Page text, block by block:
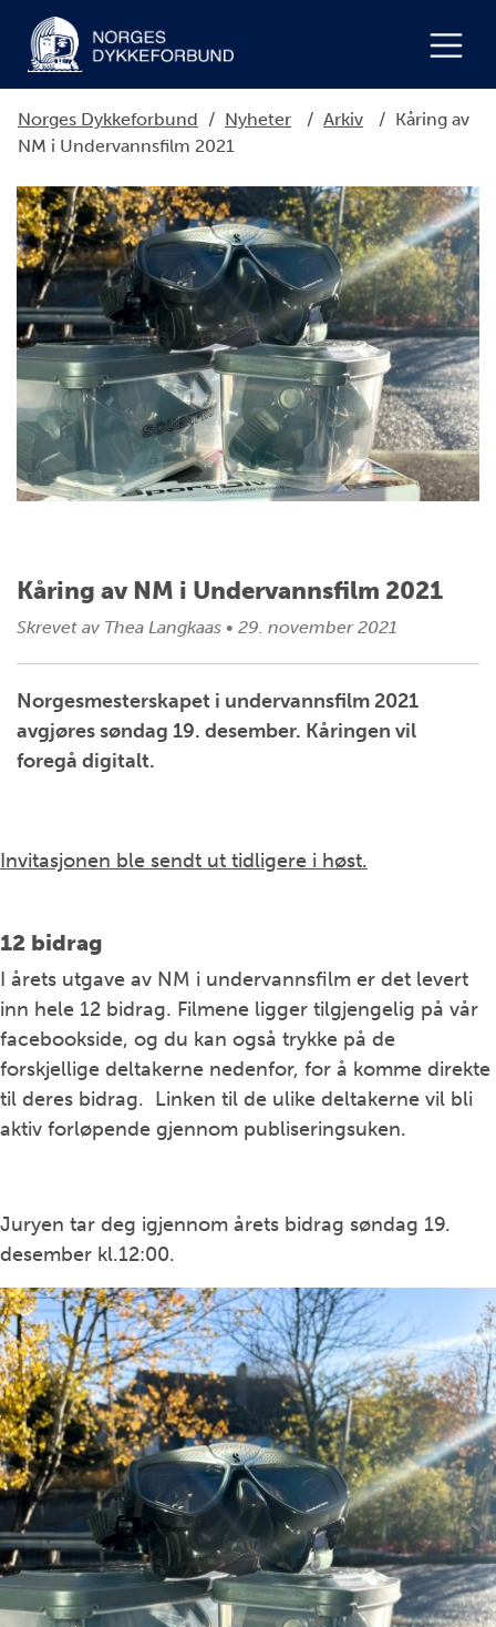
Norges Dykkeforbund / Nyheter / Arkiv / Kåring av
NM i Undervannsfilm 2021
Kåring av NM i Undervannsfilm 2021
Skrevet av Thea Langkaas • 29. november 2021
Norgesmesterskapet i undervannsfilm 2021
avgjøres søndag 19. desember. Kåringen vil
foregå digitalt.
Invitasjonen ble sendt ut tidligere i høst.
12 bidrag
I årets utgave av NM i undervannsfilm er det levert
inn hele 12 bidrag. Filmene ligger tilgjengelig på vår
facebookside, og du kan også trykke på de
forskjellige deltakerne nedenfor, for å komme direkte
til deres bidrag. Linken til de ulike deltakerne vil bli
aktiv forløpende gjennom publiseringsuken.
Juryen tar deg igjennom årets bidrag søndag 19.
desember kl.12:00.